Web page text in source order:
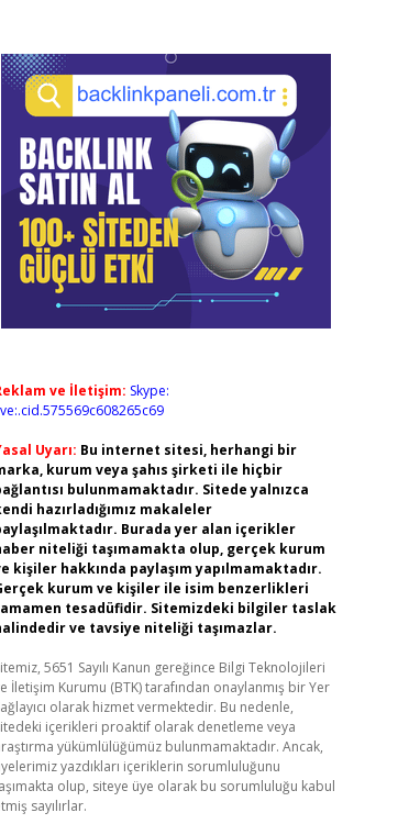
ve İletişim: Skype:
Uyarı: Bu internet sitesi, herhangi bir
kurum veya şahıs şirketi ile hiçbir
bulunmamaktadır. Sitede yalnızca
hazırladığımız makaleler
Burada yer alan içerikler
niteliği taşımamakta olup, gerçek kurum
kişiler hakkında paylaşım yapılmamaktadır.
kurum ve kişiler ile isim benzerlikleri
tesadüfidir. Sitemizdeki bilgiler taslak
ve tavsiye niteliği taşımazlar.
5651 Sayılı Kanun gereğince Bilgi Teknolojileri
İletişim Kurumu (BTK) tarafından onaylanmış bir Yer
olarak hizmet vermektedir. Bu nedenle,
içerikleri proaktif olarak denetleme veya
yükümlülüğümüz bulunmamaktadır. Ancak,
yazdıkları içeriklerin sorumluluğunu
olup, siteye üye olarak bu sorumluluğu kabul
sayılırlar.